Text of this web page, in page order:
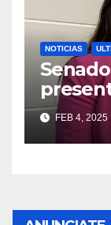
NOTICIAS
FEB 4, 2025